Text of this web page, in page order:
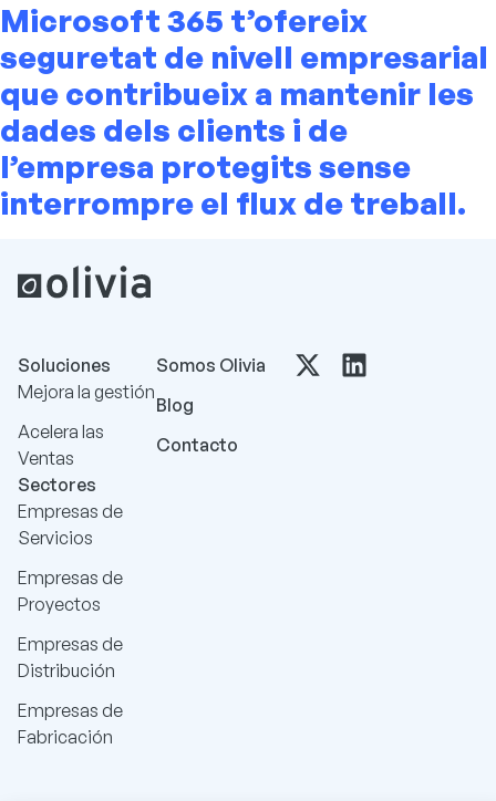
Microsoft 365 t’ofereix
seguretat de nivell empresarial
que contribueix a mantenir les
dades dels clients i de
l’empresa protegits sense
interrompre el flux de treball.
Soluciones
Mejora la gestión
Acelera las
Ventas
Sectores
Empresas de
Servicios
Empresas de
Proyectos
Empresas de
Distribución
Empresas de
Fabricación
Somos Olivia
Blog
Contacto